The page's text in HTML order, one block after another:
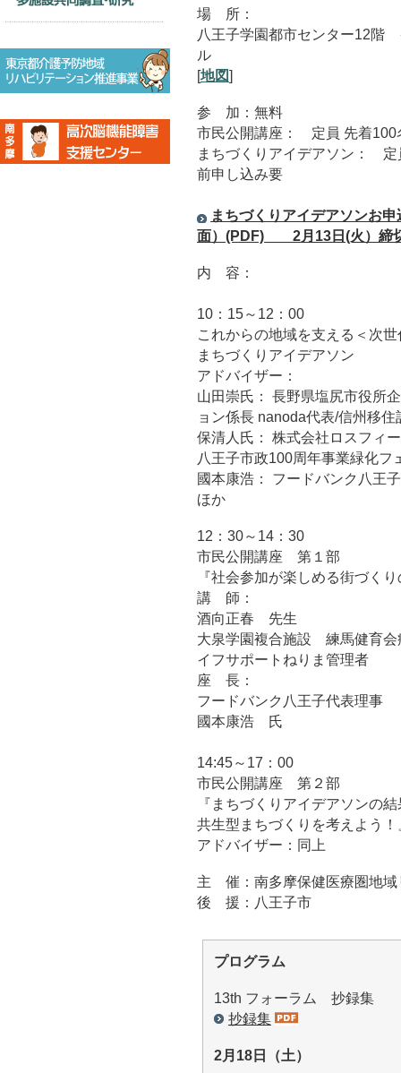
場 所：
八王子学園都市センター12階
ル
[地図]
参 加：無料
市民公開講座： 定員 先着100
まちづくりアイデアソン：
前申し込み要
まちづくりアイデアソンお
面）(PDF) 2月13日(火）締
内 容：
10：15～12：00
これからの地域を支える＜次
まちづくりアイデアソン
アドバイザー：
山田崇氏： 長野県塩尻市役所
ョン係長 nanoda代表/信州移
保清人氏： 株式会社ロスフ
八王子市政100周年事業緑化フ
國本康浩： フードバンク八王
ほか
12：30～14：30
市民公開講座 第１部
『社会参加が楽しめる街づく
講 師：
酒向正春 先生
大泉学園複合施設 練馬健育
イフサポートねりま管理者
座 長：
フードバンク八王子代表理事
國本康浩 氏
14:45～17：00
市民公開講座 第２部
『まちづくりアイデアソンの
共生型まちづくりを考えよう！
アドバイザー：同上
主 催：南多摩保健医療圏地域
後 援：八王子市
プログラム
13th フォーラム 抄録集
抄録集
2月18日（土）